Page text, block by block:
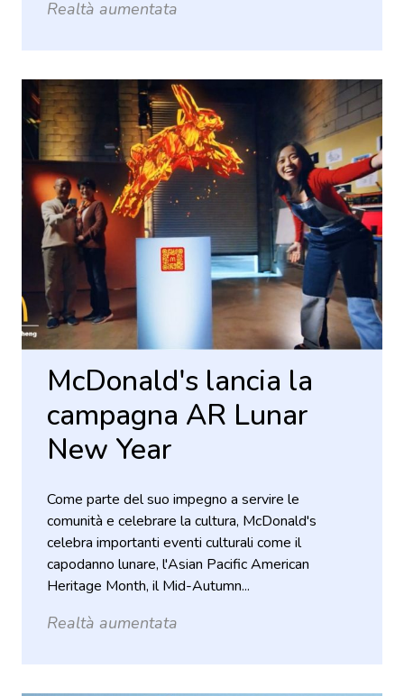
Realtà aumentata
McDonald's lancia la
campagna AR Lunar
New Year
Come parte del suo impegno a servire le
comunità e celebrare la cultura, McDonald's
celebra importanti eventi culturali come il
capodanno lunare, l'Asian Pacific American
Heritage Month, il Mid-Autumn...
Realtà aumentata